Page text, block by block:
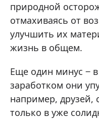
природной
отмахиваясь от
улучшить их
жизнь в общем.
Еще один минус ‒
заработком они
например, друзей,
только в уже